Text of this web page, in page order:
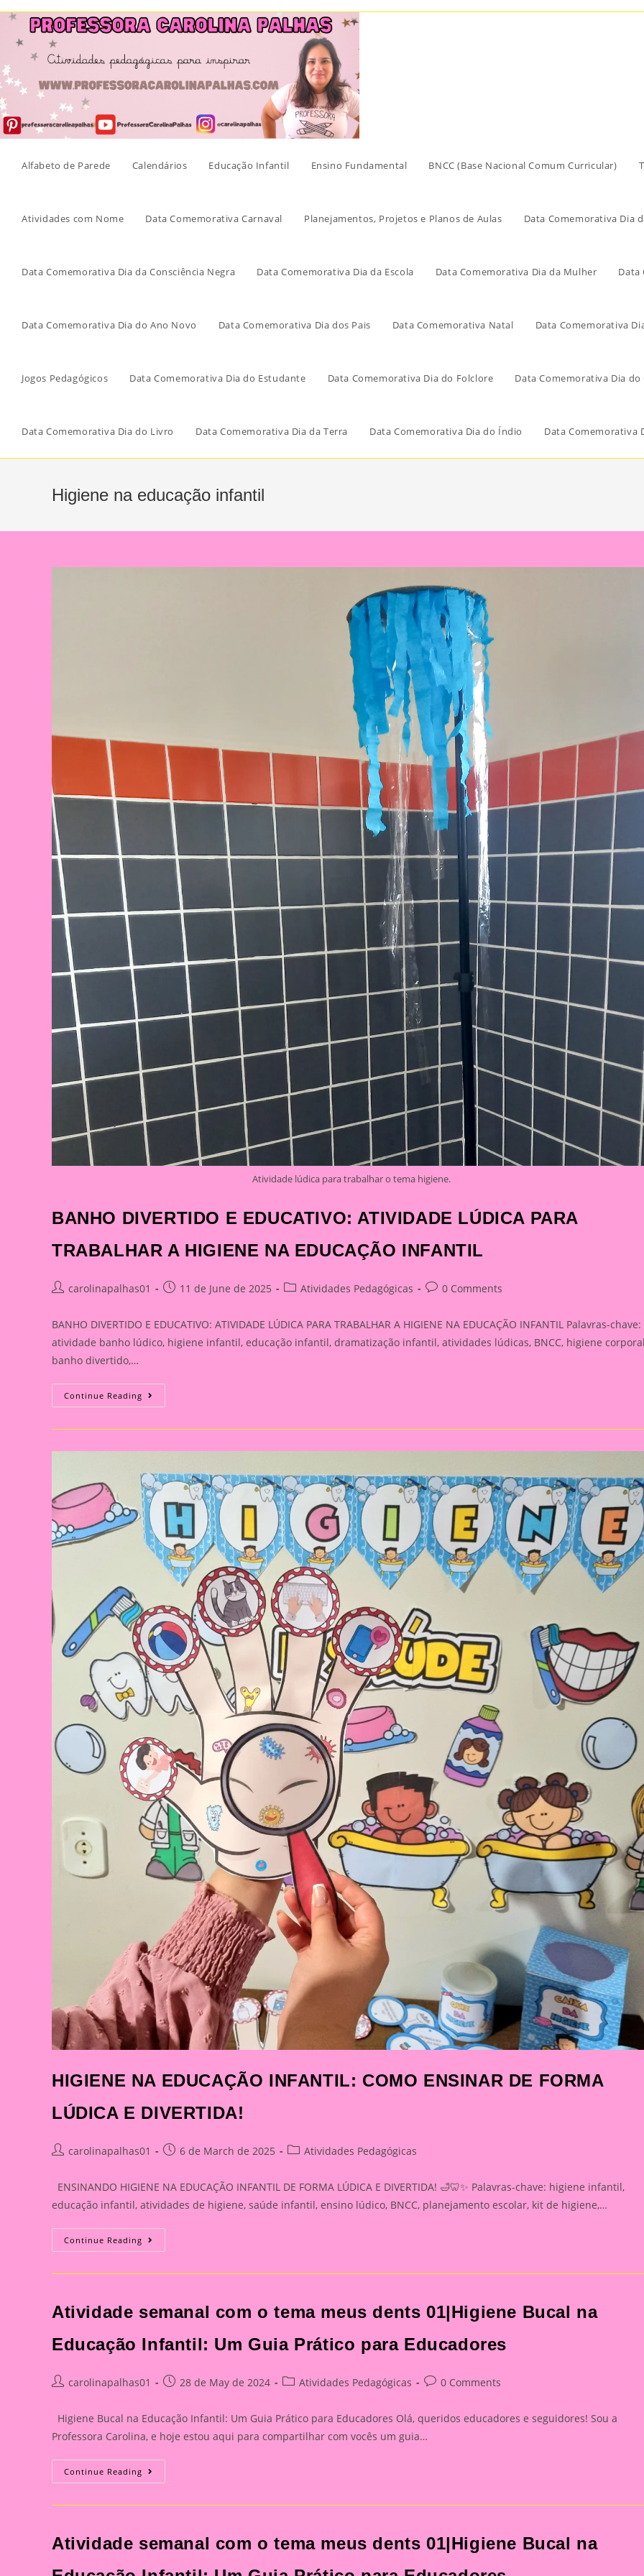
Skip
content
Alfabeto de Parede Calendários Educação Infantil Ensino Fundamental BNCC (Base Nacional Comum Curricular)
Atividades com Nome Data Comemorativa Carnaval Planejamentos, Projetos e Planos de Aulas Data Comemorativa Dia
Data Comemorativa Dia da Consciência Negra Data Comemorativa Dia da Escola Data Comemorativa Dia da Mulher Data
Data Comemorativa Dia do Ano Novo Data Comemorativa Dia dos Pais Data Comemorativa Natal Data Comemorativa
Jogos Pedagógicos Data Comemorativa Dia do Estudante Data Comemorativa Dia do Folclore Data Comemorativa Dia do
Data Comemorativa Dia do Livro Data Comemorativa Dia da Terra Data Comemorativa Dia do Índio Data Comemorativa
Higiene na educação infantil
Atividade lúdica para trabalhar o tema higiene.
BANHO DIVERTIDO E EDUCATIVO: ATIVIDADE LÚDICA PARA
TRABALHAR A HIGIENE NA EDUCAÇÃO INFANTIL
Postcarolinapalhas01
Post11 de June de 2025
PostAtividades Pedagógicas
Post0 Comments
BANHO DIVERTIDO E EDUCATIVO: ATIVIDADE LÚDICA PARA TRABALHAR A HIGIENE NA EDUCAÇÃO INFANTIL Palavras-chave:
atividade banho lúdico, higiene infantil, educação infantil, dramatização infantil, atividades lúdicas, BNCC, higiene
banho divertido,…
Continue Reading BANHO
DIVERTIDO
PARA
A
HIGIENE
NA
EDUCAÇÃO
INFANTIL
HIGIENE NA EDUCAÇÃO INFANTIL: COMO ENSINAR DE FORMA
LÚDICA E DIVERTIDA!
Postcarolinapalhas01
Post6 de March de 2025
PostAtividades Pedagógicas
ENSINANDO HIGIENE NA EDUCAÇÃO INFANTIL DE FORMA LÚDICA E DIVERTIDA! 🛁🦷✨ Palavras-chave: higiene infantil,
educação infantil, atividades de higiene, saúde infantil, ensino lúdico, BNCC, planejamento escolar, kit de higiene,…
Continue Reading HIGIENE
NA
FORMA
LÚDICA
DIVERTIDA!
Atividade semanal com o tema meus dents 01|Higiene Bucal na
Educação Infantil: Um Guia Prático para Educadores
Postcarolinapalhas01
Post28 de May de 2024
PostAtividades Pedagógicas
Post0 Comments
Higiene Bucal na Educação Infantil: Um Guia Prático para Educadores Olá, queridos educadores e seguidores! Sou a
Professora Carolina, e hoje estou aqui para compartilhar com vocês um guia…
Continue Reading Atividade
Semanal
01|Higiene
Bucal
Educação
Atividade semanal com o tema meus dents 01|Higiene Bucal na